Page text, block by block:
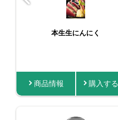
本生生にんにく
商品情報 購入する
バリュースパイスターメ
商品情報